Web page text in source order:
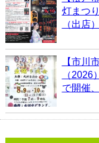
灯まつ
（出店
【市川
（2026
で開催